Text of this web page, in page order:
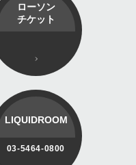
ローソン
チケット
LIQUIDROOM
03-5464-0800